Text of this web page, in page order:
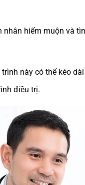
hiếm muộn và
này có thể kéo
điều trị.